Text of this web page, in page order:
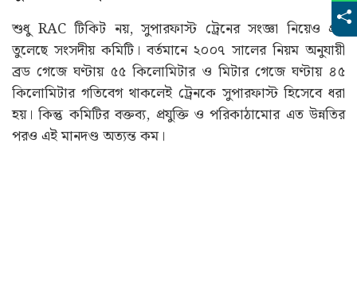
শুধু RAC টিকিট নয়, সুপারফাস্ট ট্রেনের সংজ্ঞা নিয়েও প্রশ্ন
তুলেছে সংসদীয় কমিটি। বর্তমানে ২০০৭ সালের নিয়ম অনুযায়ী
ব্রড গেজে ঘণ্টায় ৫৫ কিলোমিটার ও মিটার গেজে ঘণ্টায় ৪৫
কিলোমিটার গতিবেগ থাকলেই ট্রেনকে সুপারফাস্ট হিসেবে ধরা
হয়। কিন্তু কমিটির বক্তব্য, প্রযুক্তি ও পরিকাঠামোর এত উন্নতির
পরও এই মানদণ্ড অত্যন্ত কম।